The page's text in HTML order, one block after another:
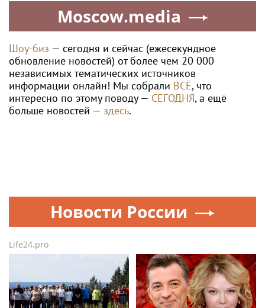
Moscow.media
Шоу-биз — сегодня и сейчас (ежесекундное
обновление новостей) от более чем 20 000
независимых тематических источников
информации онлайн! Мы собрали ВСЁ, что
интересно по этому поводу — СЕГОДНЯ, а ещё
больше новостей — здесь.
Новости России
Life24.pro